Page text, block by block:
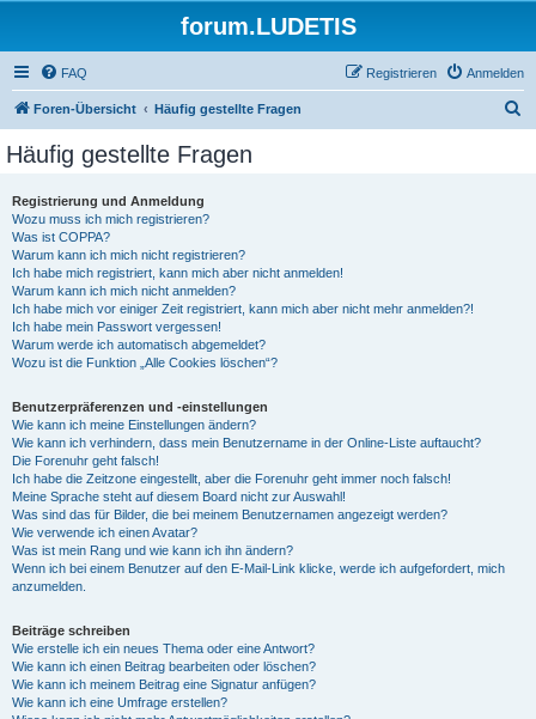
forum.LUDETIS
FAQ Anmelden
Registrieren
Foren-Übersicht Häufig gestellte Fragen
Häufig gestellte Fragen
Registrierung und Anmeldung
Wozu muss ich mich registrieren?
Was ist COPPA?
Warum kann ich mich nicht registrieren?
Ich habe mich registriert, kann mich aber nicht anmelden!
Warum kann ich mich nicht anmelden?
Ich habe mich vor einiger Zeit registriert, kann mich aber nicht mehr anmelden?!
Ich habe mein Passwort vergessen!
Warum werde ich automatisch abgemeldet?
Wozu ist die Funktion „Alle Cookies löschen“?
Benutzerpräferenzen und -einstellungen
Wie kann ich meine Einstellungen ändern?
Wie kann ich verhindern, dass mein Benutzername in der Online-Liste auftaucht?
Die Forenuhr geht falsch!
Ich habe die Zeitzone eingestellt, aber die Forenuhr geht immer noch falsch!
Meine Sprache steht auf diesem Board nicht zur Auswahl!
Was sind das für Bilder, die bei meinem Benutzernamen angezeigt werden?
Wie verwende ich einen Avatar?
Was ist mein Rang und wie kann ich ihn ändern?
Wenn ich bei einem Benutzer auf den E-Mail-Link klicke, werde ich aufgefordert, mich
anzumelden.
Beiträge schreiben
Wie erstelle ich ein neues Thema oder eine Antwort?
Wie kann ich einen Beitrag bearbeiten oder löschen?
Wie kann ich meinem Beitrag eine Signatur anfügen?
Wie kann ich eine Umfrage erstellen?